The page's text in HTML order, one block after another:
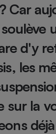
Car
d'y
les
sur la